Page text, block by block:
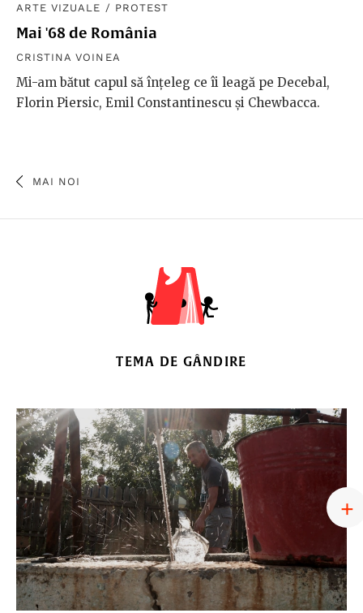
ARTE VIZUALE / PROTEST
Mai '68 de România
CRISTINA VOINEA
Mi-am bătut capul să înțeleg ce îi leagă pe Decebal,
Florin Piersic, Emil Constantinescu și Chewbacca.
MAI NOI
TEMA DE GÂNDIRE